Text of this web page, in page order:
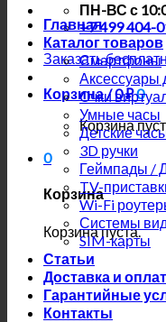
ПН-ВС с
+7 499 404-
Заказать
Корзина /0₽0
Корзина
0
Корзина
Корзина пуста.
Главная
Каталог товаров
Смартфоны
Аксессуары
Очки
Умные часы
Детские
3D ручки
Геймпады /
TV-
Wi-Fi
Системы
SIM-карты
Статьи
Доставка и
Гарантийные
Контакты